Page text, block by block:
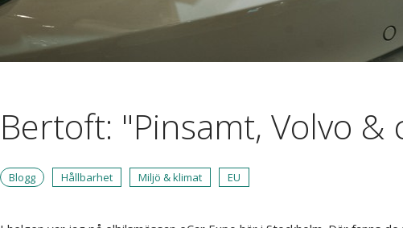
Bertoft: "Pinsamt, Volvo &
Blogg Hållbarhet Miljö & klimat EU